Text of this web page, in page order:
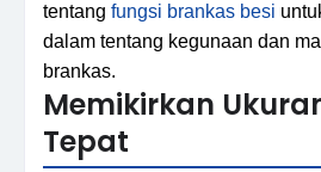
tentang fungsi brankas besi
dalam tentang kegunaan dan
brankas.
Memikirkan
Tepat